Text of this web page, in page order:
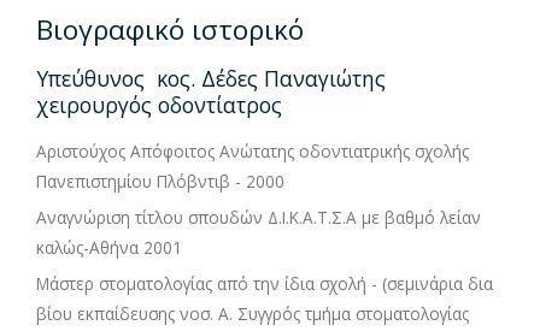
Βιογραφικό ιστορικό
Υπεύθυνος κος. Δέδες Παναγιώτης
χειρουργός οδοντίατρος
Αριστούχος Απόφοιτος Ανώτατης οδοντιατρικής σχολής
Πανεπιστημίου Πλόβντιβ - 2000
Αναγνώριση τίτλου σπουδών Δ.Ι.Κ.Α.Τ.Σ.Α με βαθμό λείαν
καλώς-Αθήνα 2001
Μάστερ στοματολογίας από την ίδια σχολή - (σεμινάρια δια
βίου εκπαίδευσης νοσ. Α. Συγγρός τμήμα στοματολογίας